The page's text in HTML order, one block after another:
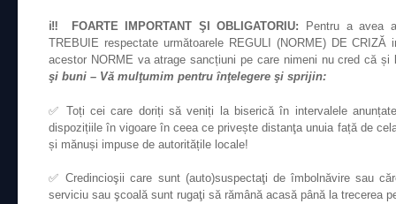
ℹ️‼️ FOARTE IMPORTANT ŞI OBLIGATORIU: Pentru a avea
TREBUIE respectate următoarele REGULI (NORME) DE CRIZĂ
acestor NORME va atrage sancțiuni pe care nimeni nu cred că
şi buni – Vă mulţumim pentru înţelegere şi sprijin:
✅ Toți cei care doriți să veniți la biserică în intervalele
dispozițiile în vigoare în ceea ce privește distanţa unuia față de
și mănuși impuse de autoritățile locale!
✅ Credincioşii care sunt (auto)suspectaţi de îmbolnăvire sau
serviciu sau şcoală sunt rugaţi să rămână acasă până la trecerea